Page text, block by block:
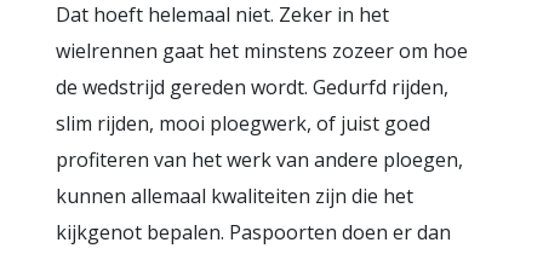
Dat hoeft helemaal niet. Zeker in het
wielrennen gaat het minstens zozeer om hoe
de wedstrijd gereden wordt. Gedurfd rijden,
slim rijden, mooi ploegwerk, of juist goed
profiteren van het werk van andere ploegen,
kunnen allemaal kwaliteiten zijn die het
kijkgenot bepalen. Paspoorten doen er dan